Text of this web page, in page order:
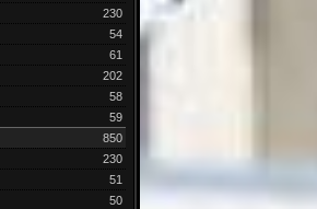
230
54
61
202
58
59
850
230
51
50